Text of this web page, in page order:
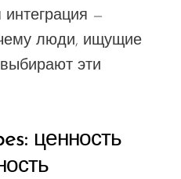
интеграция —
люди, ищущие
эти
ценность